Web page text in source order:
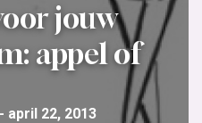
jouw
appel of
april 22, 2013